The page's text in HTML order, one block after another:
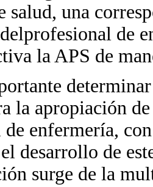
salud, una
de
la APS de
la apropiación
enfermería,
desarrollo de
surge de la